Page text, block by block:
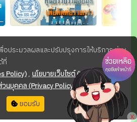
X
อประมวลผลและปรับปรุงการให้บริการ ท่าน
ที่
Policy), นโยบายเว็บไซต์ (Website Policy)
นบุคคล (Privacy Policy)
ยอมรับ